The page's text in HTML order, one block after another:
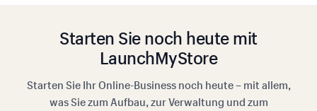
Starten Sie noch heute mit
LaunchMyStore
Starten Sie Ihr Online-Business noch heute – mit allem,
was Sie zum Aufbau, zur Verwaltung und zum